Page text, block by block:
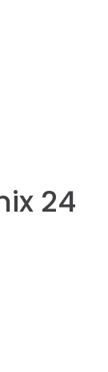
24